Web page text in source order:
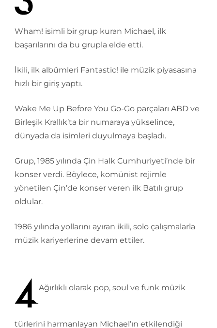
Wham! isimli bir grup kuran Michael, ilk
başarılarını da bu grupla elde etti.
İkili, ilk albümleri Fantastic! ile müzik piyasasına
hızlı bir giriş yaptı.
Wake Me Up Before You Go-Go parçaları ABD ve
Birleşik Krallık’ta bir numaraya yükselince,
dünyada da isimleri duyulmaya başladı.
Grup, 1985 yılında Çin Halk Cumhuriyeti’nde bir
konser verdi. Böylece, komünist rejimle
yönetilen Çin’de konser veren ilk Batılı grup
oldular.
1986 yılında yollarını ayıran ikili, solo çalışmalarla
müzik kariyerlerine devam ettiler.
Ağırlıklı olarak pop, soul ve funk müzik
türlerini harmanlayan Michael’ın etkilendiği